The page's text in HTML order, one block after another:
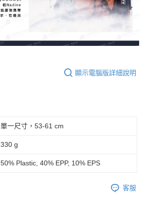
顯示電腦版詳細說明
單一尺寸，53-61 cm
330 g
50% Plastic, 40% EPP, 10% EPS
客服